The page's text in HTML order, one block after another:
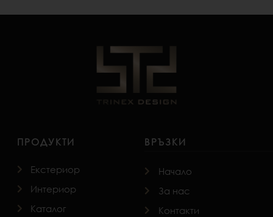
ПРОДУКТИ
Екстериор
Интериор
Каталог
ВРЪЗКИ
Начало
За нас
Контакти